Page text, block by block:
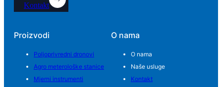
Kontakt
Proizvodi
Poljoprivredni dronovi
Agro meterološke stanice
Mjerni instrumenti
O nama
O nama
Naše usluge
Kontakt